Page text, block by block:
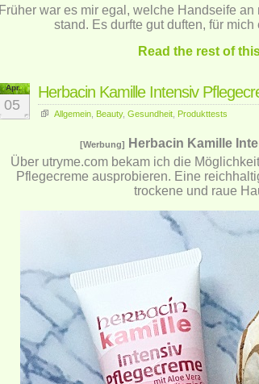
Früher war es mir egal, welche Handseife
stand. Es durfte gut duften, für
Read the rest of
Apr.
05
Herbacin Kamille Intensiv
Allgemein Beauty, Gesundheit Produkttests
[Werbung]
Herbacin Kamille
Über utryme.combekam ich die
Pflegecreme ausprobieren. Eine
trockene und raue